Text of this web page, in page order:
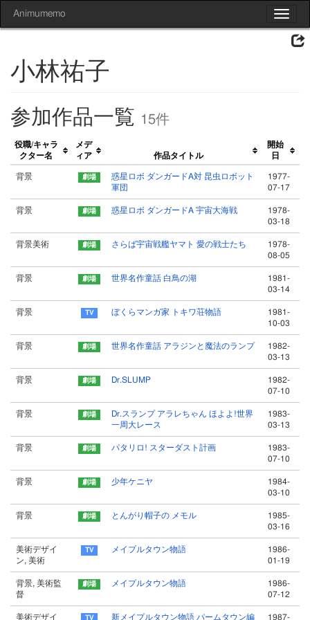
Toggle
Animumemo
小林祐子
参加作品一覧 15件
役職/キャラ
クター名
メデ
ィア
作品タイトル
開始
日
背景
惑星ロボ ダンガードA対 昆虫ロボット
軍団
1977-
07-17
背景 惑星ロボ ダンガードA 宇宙大海戦
1978-
03-18
背景美術 さらば宇宙戦艦ヤマト 愛の戦士たち
1978-
08-05
背景 世界名作童話 白鳥の湖
1981-
03-14
背景 ぼくらマンガ家 トキワ荘物語
1981-
10-03
背景 世界名作童話 アラジンと魔法のランプ
1982-
03-13
背景 Dr.SLUMP
1982-
07-10
背景
Dr.スランプ アラレちゃん ほよよ!世界
一周大レース
1983-
03-13
背景 パタリロ! スターダスト計画
1983-
07-10
背景 少年ケニヤ
1984-
03-10
背景 とんがり帽子の メモル
1985-
03-16
美術デザイ
ン, 美術
メイプルタウン物語
1986-
01-19
背景, 美術監
督
メイプルタウン物語
1986-
07-12
美術デザイ 新メイプルタウン物語 パームタウン編 1987-